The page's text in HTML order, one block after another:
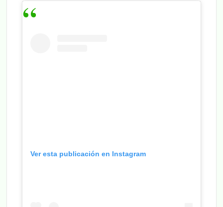
Ver esta publicación en Instagram